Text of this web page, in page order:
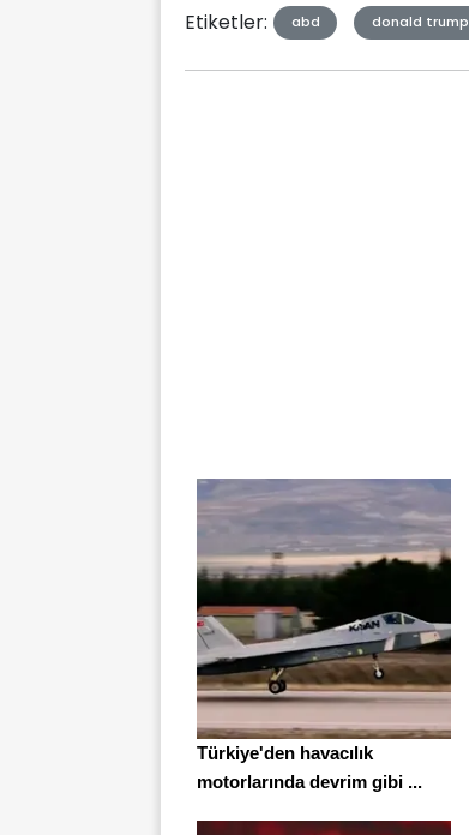
Etiketler: abd donald trump
Türkiye'den havacılık
motorlarında devrim gibi ...